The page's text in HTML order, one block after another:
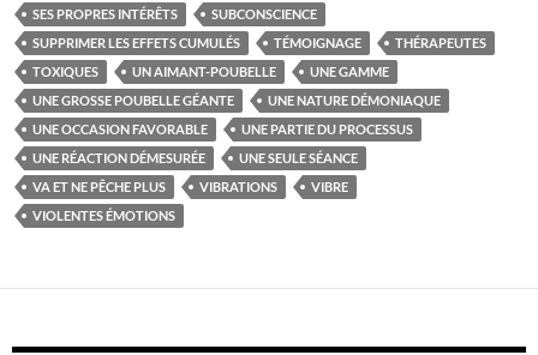
SES PROPRES INTÉRÊTS
SUBCONSCIENCE
SUPPRIMER LES EFFETS CUMULÉS
TÉMOIGNAGE
THÉRAPEUTES
TOXIQUES
UN AIMANT-POUBELLE
UNE GAMME
UNE GROSSE POUBELLE GÉANTE
UNE NATURE DÉMONIAQUE
UNE OCCASION FAVORABLE
UNE PARTIE DU PROCESSUS
UNE RÉACTION DÉMESURÉE
UNE SEULE SÉANCE
VA ET NE PÊCHE PLUS
VIBRATIONS
VIBRE
VIOLENTES ÉMOTIONS